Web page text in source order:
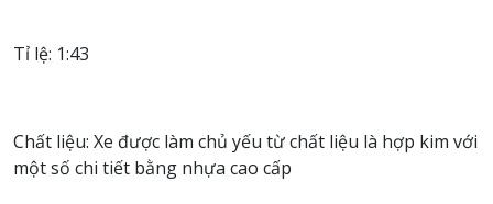
Tỉ lệ: 1:43
Chất liệu: Xe được làm chủ yếu từ chất liệu là hợp kim với
một số chi tiết bằng nhựa cao cấp